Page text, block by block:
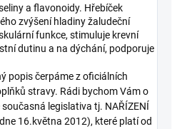
a flavonoidy. Hřebíček
zvýšení hladiny žaludeční
funkce, stimuluje krevní
dutinu a na dýchání, podporuje
popis čerpáme z oficiálních
stravy. Rádi bychom Vám o
legislativa tj. NAŘÍZENÍ
16.května 2012), které platí od